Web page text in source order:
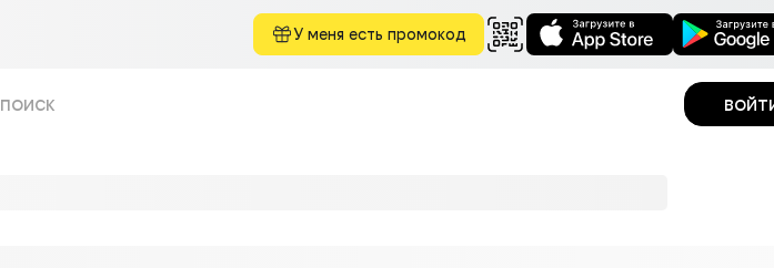
У меня есть промокод
поиск